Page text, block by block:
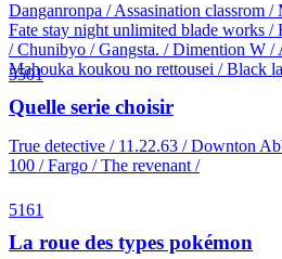
Danganronpa / Assasination classrom
Fate stay night unlimited blade works
/ Chunibyo / Gangsta. / Dimention W /
Mahouka koukou no rettousei / Black
5501
Quelle serie choisir
True detective / 11.22.63 / Downton
100 / Fargo / The revenant /
5161
La roue des types pokémon